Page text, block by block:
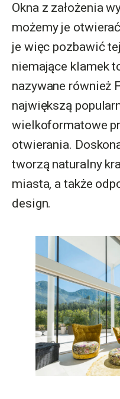
Okna z założenia
możemy je
je więc pozbawić
niemające klamek
nazywane również
największą
wielkoformatowe
otwierania.
tworzą naturalny
miasta, a także
design.